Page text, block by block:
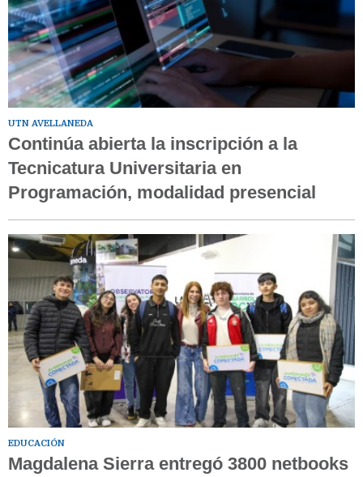
UTN AVELLANEDA
Continúa abierta la inscripción a la
Tecnicatura Universitaria en
Programación, modalidad presencial
EDUCACIÓN
Magdalena Sierra entregó 3800 netbooks